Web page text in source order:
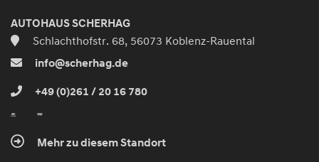
AUTOHAUS SCHERHAG
Schlachthofstr. 68, 56073 Koblenz-Rauental
info@scherhag.de
+49 (0)261 / 20 16 780
Mehr zu diesem Standort